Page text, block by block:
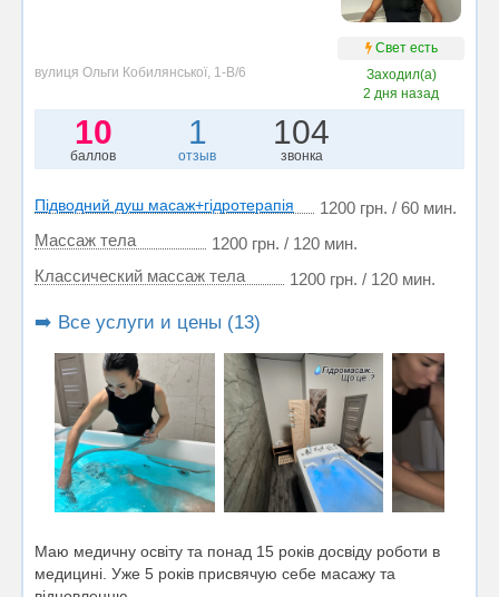
Свет есть
вулиця Ольги Кобилянської, 1-В/6
Заходил(а)
2 дня назад
10
баллов
1
отзыв
104
звонка
Підводний душ масаж+гідротерапія
1200 грн. / 60 мин.
Массаж тела
1200 грн. / 120 мин.
Классический массаж тела
1200 грн. / 120 мин.
➡️ Все услуги и цены (13)
Маю медичну освіту та понад 15 років досвіду роботи в
медицині. Уже 5 років присвячую себе масажу та